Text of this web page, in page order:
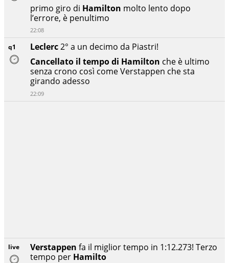
live Verstappen fa il miglior tempo in 1:12.273! Terzo
tempo per Hamilto
q1 Leclerc2° a un decimo da Piastri!
Cancellato il tempo di Hamilton che è ultimo
senza crono così come Verstappen che sta
girando adesso
22:09
primo giro di Hamilton molto lento dopo
l’errore, è penultimo
22:08